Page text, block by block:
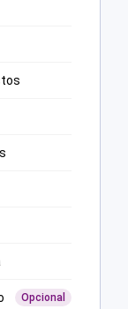
Opcional